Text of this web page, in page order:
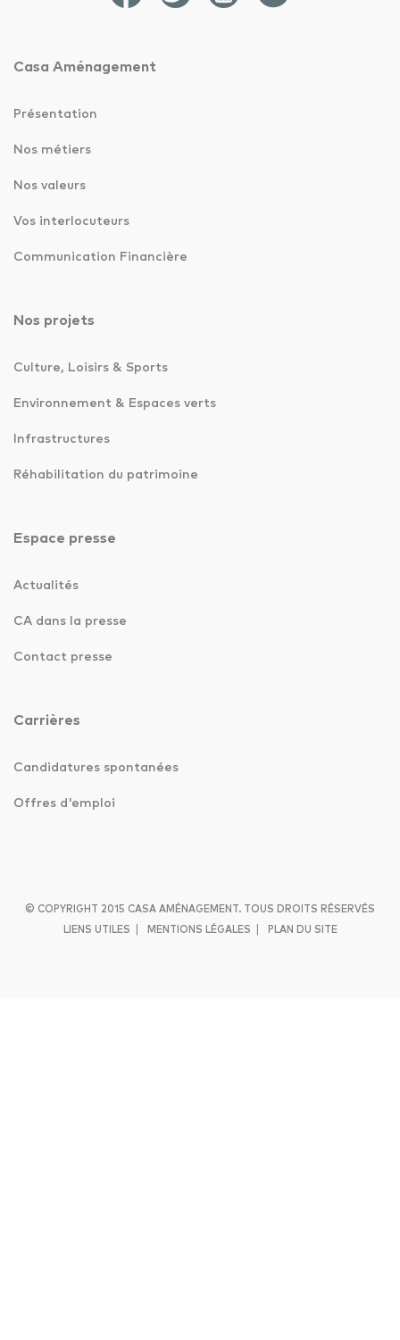
Casa Aménagement
Présentation
Nos métiers
Nos valeurs
Vos interlocuteurs
Communication Financière
Nos projets
Culture, Loisirs & Sports
Environnement & Espaces verts
Infrastructures
Réhabilitation du patrimoine
Espace presse
Actualités
CA dans la presse
Contact presse
Carrières
Candidatures spontanées
Offres d'emploi
© COPYRIGHT 2015 CASA AMÉNAGEMENT. TOUS DROITS RÉSERVÉS
LIENS UTILES MENTIONS LÉGALES PLAN DU SITE